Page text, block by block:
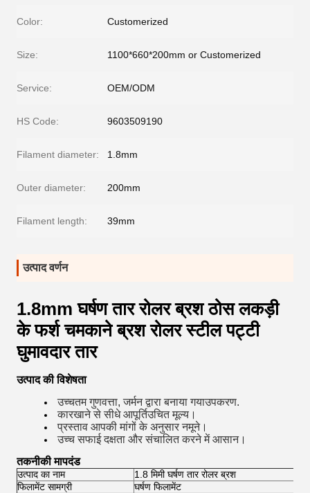
Color: Customerized
Size: 1100*660*200mm or Customerized
Service: OEM/ODM
HS Code: 9603509190
Filament diameter: 1.8mm
Outer diameter: 200mm
Filament length: 39mm
उत्पाद वर्णन
1.8mm घर्षण तार रोलर ब्रश ठोस लकड़ी
के फर्श चमकाने ब्रश रोलर स्टील पट्टी
घुमावदार तार
उत्पाद की विशेषता
उच्चतम गुणवत्ता, जर्मन द्वारा बनाया गयाउपकरण.
कारखाने से सीधे आपूर्तिउचित मूल्य।
प्रस्ताव आपकी मांगों के अनुसार नमूने।
उच्च सफाई दक्षता और संचालित करने में आसान।
तकनीकी मापदंड
उत्पाद का नाम
1.8 मिमी घर्षण तार रोलर ब्रश
फिलामेंट सामग्री
घर्षण फिलामेंट